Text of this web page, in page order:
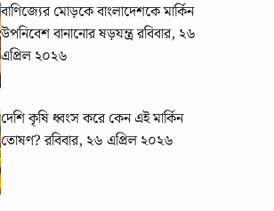
বাণিজ্যের মোড়কে বাংলাদেশকে মার্কিন
উপনিবেশ বানানোর ষড়যন্ত্ররবিবার, ২৬
এপ্রিল ২০২৬
দেশি কৃষি ধ্বংস করে কেন এই মার্কিন
তোষণ? রবিবার, ২৬ এপ্রিল ২০২৬